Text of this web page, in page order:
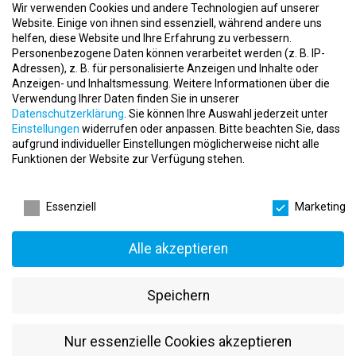
Vollständige Übernahme der Studiengebühren
Zusätzliche monatliche Provision
Freie Sonn- und Feiertage
Klare Dienstplanung und geregelte Arbeitszeiten
Regelmäßige Teamevents für ein motivierendes Miteinander
Kostenloses EMS-Training im Wert von ca. 150 € pro Monat
Kostenfreie Nutzung der Tee- und Kaffeestation
Intensive Einarbeitung und Schulungsprogramme über die
Perspektiven zur Weiterentwicklung, z.B. zum
Unterstützung, wenn später eine eigene Studioleitung
Wir verwenden Cookies und andere Technologien auf unserer
Website. Einige von ihnen sind essenziell, während andere uns
helfen, diese Website und Ihre Erfahrung zu verbessern.
Personenbezogene Daten können verarbeitet werden (z. B. IP-
Adressen), z. B. für personalisierte Anzeigen und Inhalte oder
Anzeigen- und Inhaltsmessung. Weitere Informationen über die
Verwendung Ihrer Daten finden Sie in unserer
Datenschutzerklärung. Sie können Ihre Auswahl jederzeit unter
Einstellungen widerrufen oder anpassen. Bitte beachten Sie, dass
aufgrund individueller Einstellungen möglicherweise nicht alle
Funktionen der Website zur Verfügung stehen.
Essenziell
Marketing
Alle akzeptieren
Speichern
Nur essenzielle Cookies akzeptieren